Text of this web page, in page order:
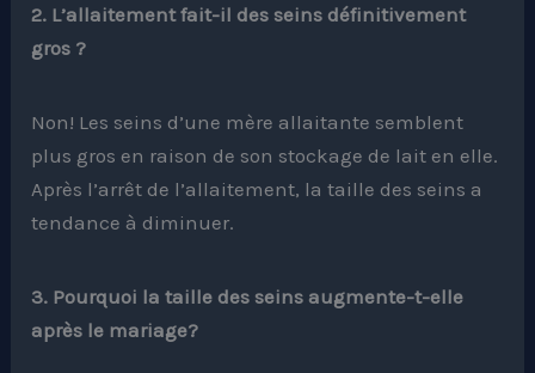
2. L’allaitement fait-il des seins définitivement
gros ?
Non! Les seins d’une mère allaitante semblent
plus gros en raison de son stockage de lait en elle.
Après l’arrêt de l’allaitement, la taille des seins a
tendance à diminuer.
3. Pourquoi la taille des seins augmente-t-elle
après le mariage?